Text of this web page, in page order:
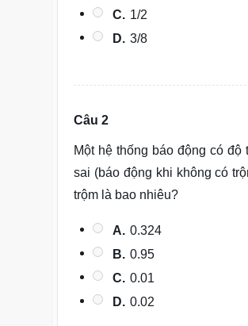
C. 1/2
D. 3/8
Câu 2
Một hệ thống báo động có
sai (báo động khi không có
trộm là bao nhiêu?
A. 0.324
B. 0.95
C. 0.01
D. 0.02